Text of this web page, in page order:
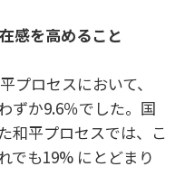
感を高めること
プロセスにおいて、
ずか9.6％でした。国
和平プロセスでは、こ
でも19% にとどまり